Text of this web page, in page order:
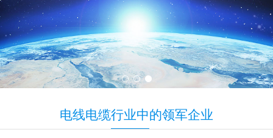
电线电缆行业中的领军企业